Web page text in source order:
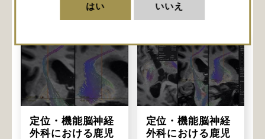
はい いいえ
定位・機能脳神経
外科における鹿児
定位・機能脳神経
外科における鹿児